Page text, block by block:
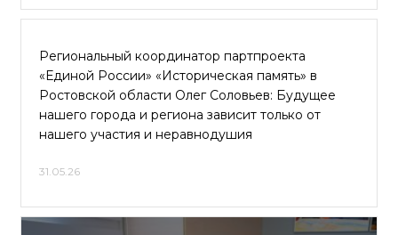
Региональный координатор партпроекта
«Единой России» «Историческая память» в
Ростовской области Олег Соловьев: Будущее
нашего города и региона зависит только от
нашего участия и неравнодушия
31.05.26